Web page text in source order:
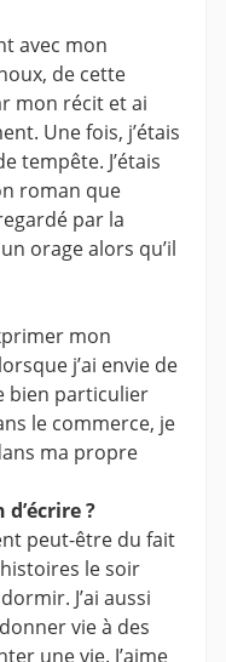
avec mon
de cette
mon récit et ai
Une fois, j’étais
tempête. J’étais
roman que
par la
orage alors qu’il
mon
j’ai envie de
bien particulier
le commerce, je
ma propre
?
peut-être du fait
le soir
J’ai aussi
vie à des
une vie. J’aime